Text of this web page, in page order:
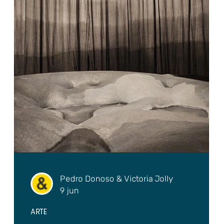
ARTE
Pedro Donoso & Victoria Jolly
9 jun